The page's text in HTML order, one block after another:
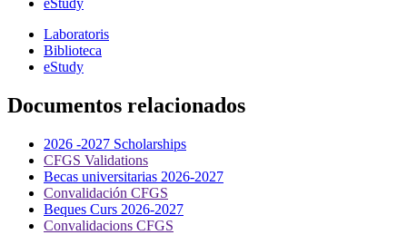
eStudy
Laboratoris
Biblioteca
eStudy
Documentos relacionados
2026 -2027 Scholarships
CFGS Validations
Becas universitarias 2026-2027
Convalidación CFGS
Beques Curs 2026-2027
Convalidacions CFGS